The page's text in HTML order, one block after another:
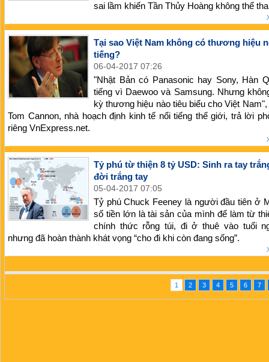
sai lầm khiến Tần Thủy Hoàng không thể
Tại sao Việt Nam không có thương hiệu
tiếng?
06-04-2017 07:26
"Nhật Bản có Panasonic hay Sony, Hàn
tiếng vì Daewoo và Samsung. Nhưng
kỳ thương hiệu nào tiêu biểu cho Việt
Tom Cannon, nhà hoạch định kinh tế nổi tiếng thế giới, trả lời
riêng VnExpress.net.
Tỷ phú từ thiện 8 tỷ USD: Sinh ra tay
đời trắng tay
05-04-2017 07:05
Tỷ phú Chuck Feeney là người đầu tiên ở
số tiền lớn là tài sản của mình để làm từ
chính thức rỗng túi, đi ở thuê vào tuổi
nhưng đã hoàn thành khát vọng “cho đi khi còn đang sống”.
1 2 3 4 5 6 7